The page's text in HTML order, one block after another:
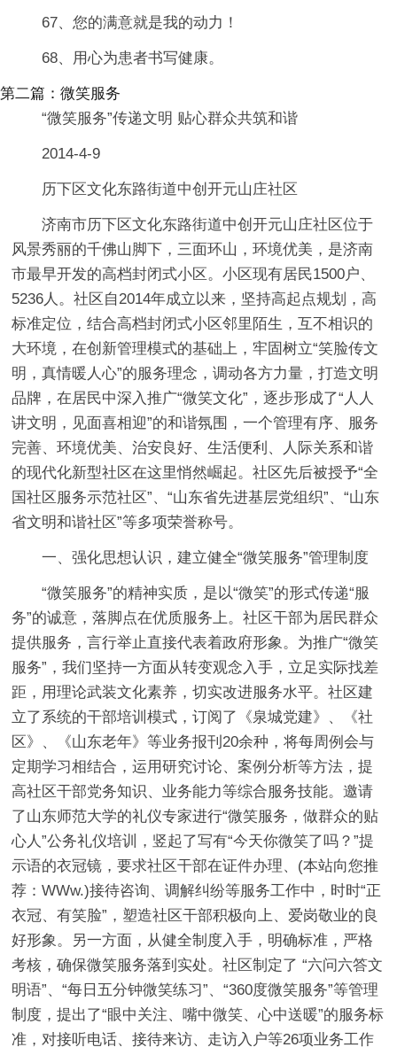
67、您的满意就是我的动力！
68、用心为患者书写健康。
第二篇：微笑服务
“微笑服务”传递文明 贴心群众共筑和谐
2014-4-9
历下区文化东路街道中创开元山庄社区
济南市历下区文化东路街道中创开元山庄社区位于
风景秀丽的千佛山脚下，三面环山，环境优美，是济南
市最早开发的高档封闭式小区。小区现有居民1500户、
5236人。社区自2014年成立以来，坚持高起点规划，高
标准定位，结合高档封闭式小区邻里陌生，互不相识的
大环境，在创新管理模式的基础上，牢固树立“笑脸传文
明，真情暖人心”的服务理念，调动各方力量，打造文明
品牌，在居民中深入推广“微笑文化”，逐步形成了“人人
讲文明，见面喜相迎”的和谐氛围，一个管理有序、服务
完善、环境优美、治安良好、生活便利、人际关系和谐
的现代化新型社区在这里悄然崛起。社区先后被授予“全
国社区服务示范社区”、“山东省先进基层党组织”、“山东
省文明和谐社区”等多项荣誉称号。
一、强化思想认识，建立健全“微笑服务”管理制度
“微笑服务”的精神实质，是以“微笑”的形式传递“服
务”的诚意，落脚点在优质服务上。社区干部为居民群众
提供服务，言行举止直接代表着政府形象。为推广“微笑
服务”，我们坚持一方面从转变观念入手，立足实际找差
距，用理论武装文化素养，切实改进服务水平。社区建
立了系统的干部培训模式，订阅了《泉城党建》、《社
区》、《山东老年》等业务报刊20余种，将每周例会与
定期学习相结合，运用研究讨论、案例分析等方法，提
高社区干部党务知识、业务能力等综合服务技能。邀请
了山东师范大学的礼仪专家进行“微笑服务，做群众的贴
心人”公务礼仪培训，竖起了写有“今天你微笑了吗？”提
示语的衣冠镜，要求社区干部在证件办理、(本站向您推
荐：WWw.)接待咨询、调解纠纷等服务工作中，时时“正
衣冠、有笑脸”，塑造社区干部积极向上、爱岗敬业的良
好形象。另一方面，从健全制度入手，明确标准，严格
考核，确保微笑服务落到实处。社区制定了 “六问六答文
明语”、“每日五分钟微笑练习”、“360度微笑服务”等管理
制度，提出了“眼中关注、嘴中微笑、心中送暖”的服务标
准，对接听电话、接待来访、走访入户等26项业务工作